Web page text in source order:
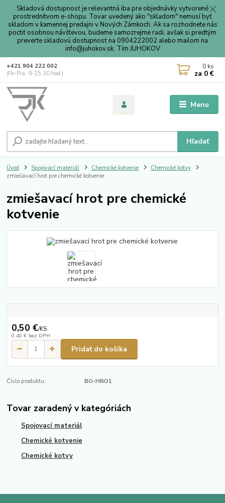
Skladová dostupnosť je relevantná iba pre objednávky vytvorené
prostrednítvom e-shopu. Tovar uvedený ako "skladom" nemusí byť
skladom v kamennej predajni v Nových Zámkoch. Ak sa rozhodnete nás
poctiť osobnou návštevou, budeme samozrejme radi, avšak si predtým
preverte skladovú dostupnosť na 0904222002 alebo mailom na
info@juhokov.sk. Tím JUHOKOV
Menu
Hľadať
+421 904 222 002
(Po-Pia, 9-15.30 hod.)
0 ks
za 0 €
Úvod Spojovací materiál Chemické kotvenie
Chemické kotvy
zmiešavací hrot pre chemické kotvenie
zmiešavací hrot pre chemické
kotvenie
0,50 €/KS
0,40 € bez DPH
Pridať do košíka
Číslo produktu: BO-HRO1
Tovar zaradený v kategóriách
Spojovací materiál
Chemické kotvenie
Chemické kotvy